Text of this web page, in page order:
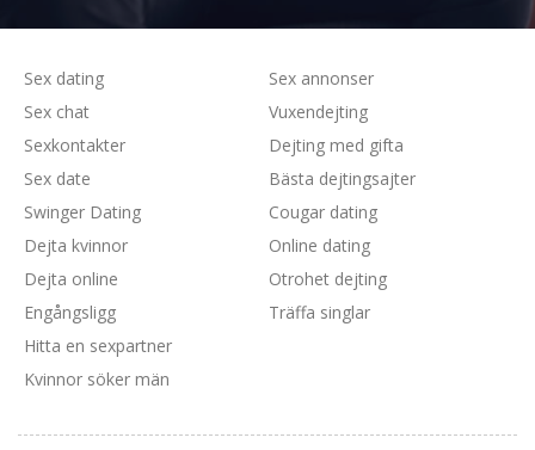
Sex dating
Sex chat
Sexkontakter
Sex date
Swinger Dating
Sex annonser
Vuxendejting
Dejting med gifta
Bästa dejtingsajter
Cougar dating
Dejta kvinnor
Dejta online
Engångsligg
Hitta en sexpartner
Kvinnor söker män
Online dating
Otrohet dejting
Träffa singlar